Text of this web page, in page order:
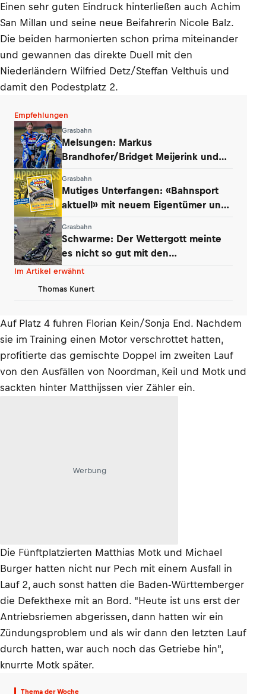
Einen sehr guten Eindruck hinterließen auch Achim
San Millan und seine neue Beifahrerin Nicole Balz.
Die beiden harmonierten schon prima miteinander
und gewannen das direkte Duell mit den
Niederländern Wilfried Detz/Steffan Velthuis und
damit den Podestplatz 2.
Empfehlungen
Grasbahn
Melsungen: Markus
Brandhofer/Bridget Meijerink und
Grasbahn
Mutiges Unterfangen: «Bahnsport
aktuell» mit neuem Eigentümer und
Grasbahn
Schwarme: Der Wettergott meinte
es nicht so gut mit den
Niedersachsen
Im Artikel erwähnt
Thomas Kunert
Auf Platz 4 fuhren Florian Kein/Sonja End. Nachdem
sie im Training einen Motor verschrottet hatten,
profitierte das gemischte Doppel im zweiten Lauf
von den Ausfällen von Noordman, Keil und Motk und
sackten hinter Matthijssen vier Zähler ein.
Werbung
Die Fünftplatzierten Matthias Motk und Michael
Burger hatten nicht nur Pech mit einem Ausfall in
Lauf 2, auch sonst hatten die Baden-Württemberger
die Defekthexe mit an Bord. "Heute ist uns erst der
Antriebsriemen abgerissen, dann hatten wir ein
Zündungsproblem und als wir dann den letzten Lauf
durch hatten, war auch noch das Getriebe hin",
knurrte Motk später.
Thema der Woche